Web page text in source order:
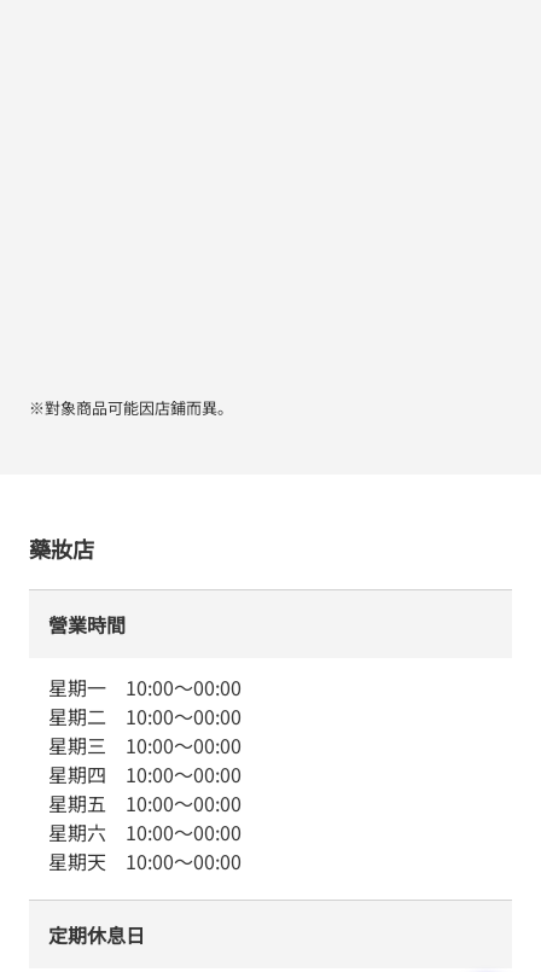
※對象商品可能因店鋪而異。
藥妝店
營業時間
星期一 10:00～00:00
星期二 10:00～00:00
星期三 10:00～00:00
星期四 10:00～00:00
星期五 10:00～00:00
星期六 10:00～00:00
星期天 10:00～00:00
定期休息日